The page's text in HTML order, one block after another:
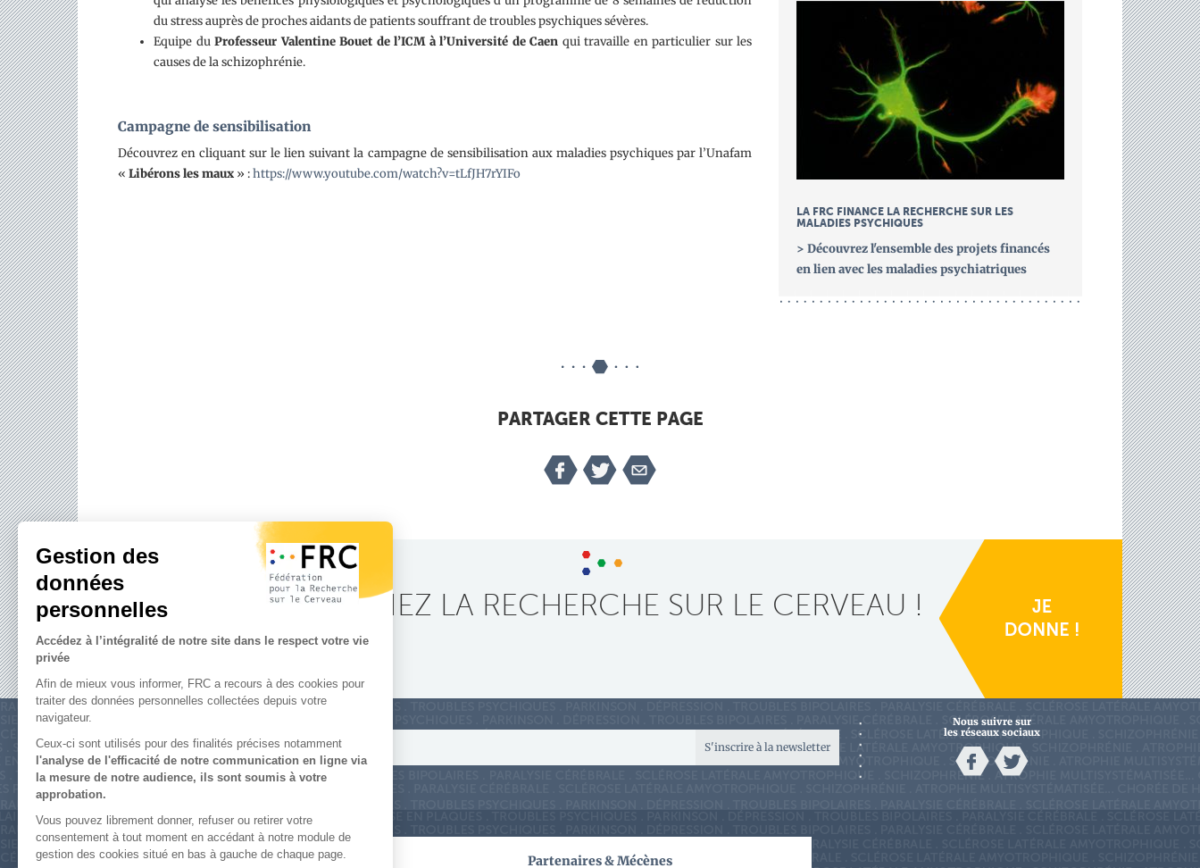
du stress auprès de proches aidants de patients souffrant de troubles psychiques sévères.
Equipe du Professeur Valentine Bouet de l’ICM à l’Université de Caen qui travaille en particulier sur les
causes de la schizophrénie.
Campagne de sensibilisation
Découvrez en cliquant sur le lien suivant la campagne de sensibilisation aux maladies psychiques par l’Unafam
« Libérons les maux » :https://www.youtube.com/watch?v=tLfJH7rYIFo
LA FRC FINANCE LA RECHERCHE SUR LES
MALADIES PSYCHIQUES
> Découvrez l'ensemble des projets financés
en lien avec les maladies psychiatriques
PARTAGER CETTE PAGE
SOUTENEZ LA RECHERCHE SUR LE CERVEAU !
S'inscrire à la newsletter
Nous suivre sur
les réseaux sociaux
Partenaires & Mécènes